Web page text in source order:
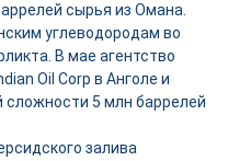
сырья из Омана.
углеводородам во
В мае агентство
Oil Corp в Анголе и
5 млн баррелей
залива